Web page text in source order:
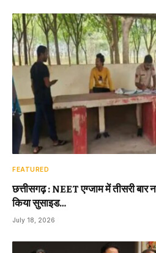
FEATURED
छत्तीसगढ़ : NEET एग्जाम में तीसरी बार
किया सुसाइड…
July 18, 2026